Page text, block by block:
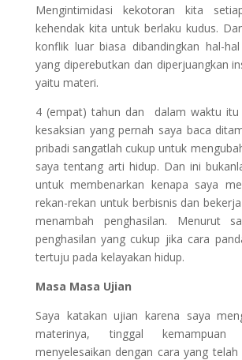
Mengintimidasi kekotoran kita
kehendak kita untuk berlaku kudus.
konflik luar biasa dibandingkan hal-
yang diperebutkan dan diperjuangkan
yaitu materi.
4 (empat) tahun dan dalam waktu itu
kesaksian yang pernah saya baca
pribadi sangatlah cukup untuk
saya tentang arti hidup. Dan ini
untuk membenarkan kenapa saya
rekan-rekan untuk berbisnis dan
menambah penghasilan. Menurut
penghasilan yang cukup jika cara
tertuju pada kelayakan hidup.
Masa Masa Ujian
Saya katakan ujian karena saya
materinya, tinggal
menyelesaikan dengan cara yang telah